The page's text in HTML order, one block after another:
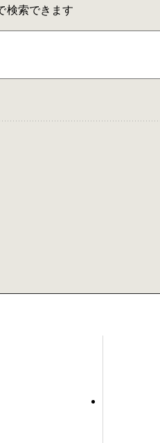
検索できます